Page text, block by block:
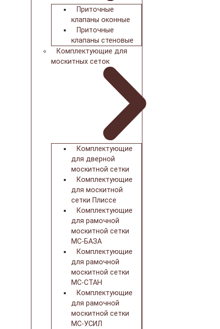
Приточные
клапаны оконные
Приточные
клапаны стеновые
Комплектующие для
москитных сеток
Комплектующие
для дверной
москитной сетки
Комплектующие
для москитной
сетки Плиссе
Комплектующие
для рамочной
москитной сетки
МС-БАЗА
Комплектующие
для рамочной
москитной сетки
МС-СТАН
Комплектующие
для рамочной
москитной сетки
МС-УСИЛ